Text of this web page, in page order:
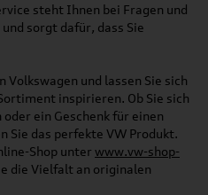
steht Ihnen bei Fragen und
sorgt dafür, dass Sie
Volkswagen und lassen Sie sich
inspirieren. Ob Sie sich
ein Geschenk für einen
Sie das perfekte VW Produkt.
Shop unter www.vw-shop-
die Vielfalt an originalen